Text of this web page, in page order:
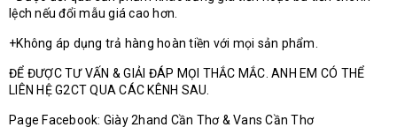
lệch nếu đổi mẫu giá cao hơn.
+Không áp dụng trả hàng hoàn tiền với mọi sản phẩm.
ĐỂ ĐƯỢC TƯ VẤN & GIẢI ĐÁP MỌI THẮC MẮC. ANH EM CÓ THỂ
LIÊN HỆ G2CT QUA CÁC KÊNH SAU.
Page Facebook: Giày 2hand Cần Thơ & Vans Cần Thơ